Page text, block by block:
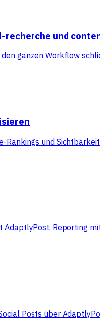
und
ganzen Workflow
Rankings und
Reporting
Posts über